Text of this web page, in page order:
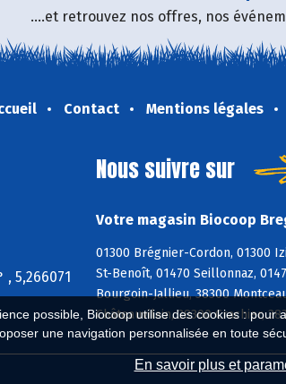
possible, Biocoop utilise des cookies :
une navigation personnalisée en toute
En savoir plus et
....et retrouvez nos offres, nos
Contact Mentions légales
, 5,266071
Nous suivre sur
Votre magasin Biocoop
01300 Brégnier-Cordon, 01300
St-Benoît, 01470 Seillonnaz,
Bourgoin-Jallieu, 38300
Châteauvilain, 38300 Crachier,